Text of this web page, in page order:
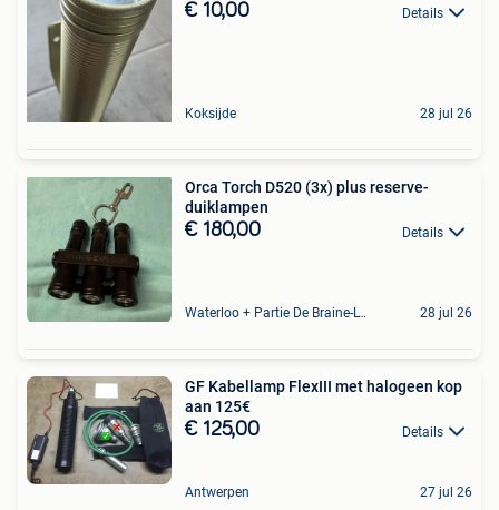
€ 10,00 Details
Koksijde 28 jul 26
Orca Torch D520 (3x) plus reserve-
duiklampen
€ 180,00 Details
Waterloo + Partie De Braine-L'Alleud, De Ohain 28 jul 26
GF Kabellamp FlexIII met halogeen kop
aan 125€
€ 125,00 Details
Antwerpen 27 jul 26